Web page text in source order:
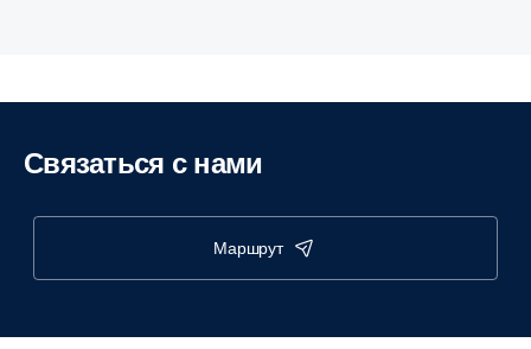
Связаться с нами
маршрут